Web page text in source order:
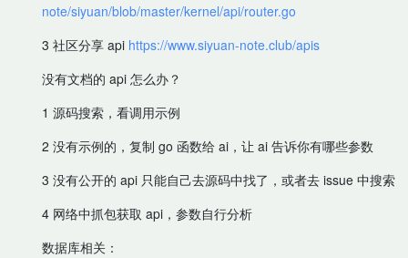
note/siyuan/blob/master/kernel/api/router.go
3 社区分享 api https://www.siyuan-note.club/apis
没有文档的 api 怎么办？
1 源码搜索，看调用示例
2 没有示例的，复制 go 函数给 ai，让 ai 告诉你有哪些参数
3 没有公开的 api 只能自己去源码中找了，或者去 issue 中搜索
4 网络中抓包获取 api，参数自行分析
数据库相关：